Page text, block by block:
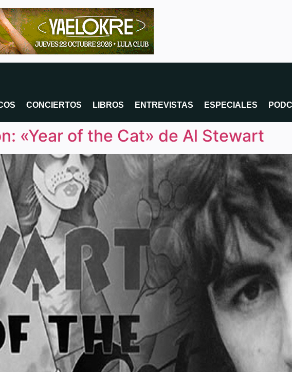
CONCIERTOS LIBROS ENTREVISTAS ESPECIALES
«Year of the Cat» de Al Stewart